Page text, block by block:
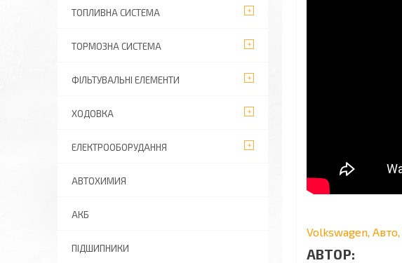
Volkswagen, Авто,
АВТОР:
ТОПЛИВНА СИСТЕМА
ТОРМОЗНА СИСТЕМА
ФІЛЬТУВАЛЬНІ ЕЛЕМЕНТИ
ХОДОВКА
ЕЛЕКТРООБОРУДАННЯ
АВТОХИМИЯ
АКБ
ПІДШИПНИКИ